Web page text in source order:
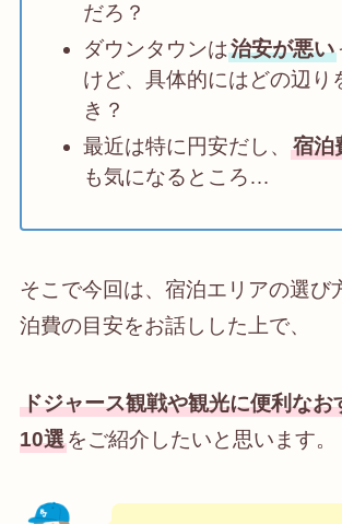
だろ？
ダウンタウンは治安が悪い
けど、具体的にはどの辺り
き？
最近は特に円安だし、宿泊
も気になるところ…
そこで今回は、宿泊エリアの選び
泊費の目安をお話しした上で、
ドジャース観戦や観光に便利なお
10選をご紹介したいと思います。